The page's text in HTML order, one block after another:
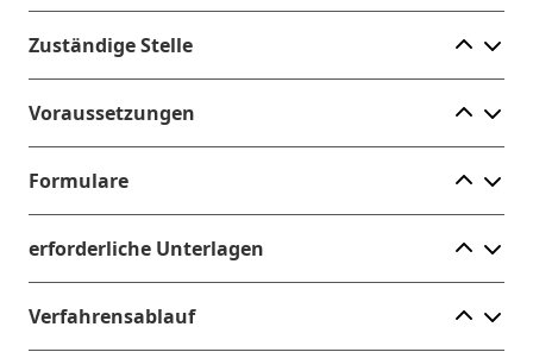
Zuständige Stelle
Voraussetzungen
Formulare
erforderliche Unterlagen
Verfahrensablauf